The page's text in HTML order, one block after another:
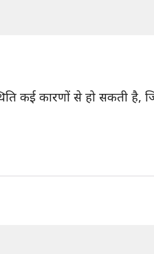
कई कारणों से हो सकती है,